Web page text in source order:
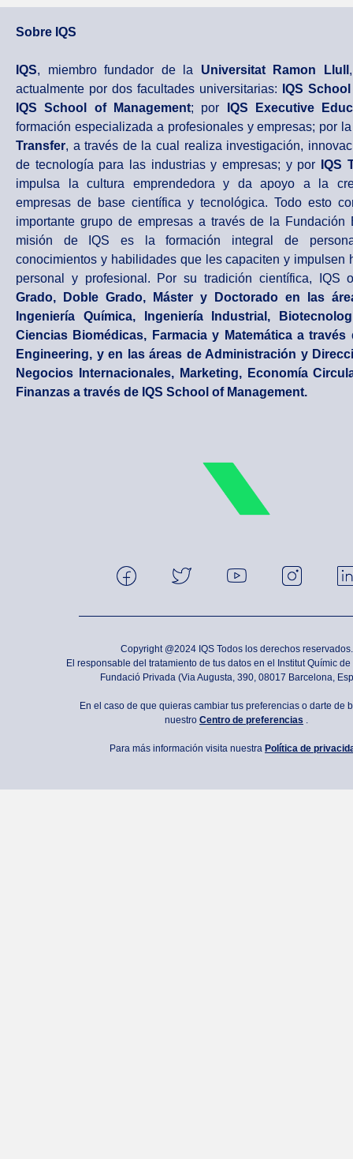
Sobre IQS
IQS, miembro fundador de la Universitat Ramon Llull
actualmente por dos facultades universitarias:
IQS
IQS School of Management; por
IQS Executive
formación especializada a profesionales y empresas; por
Transfer, a través de la cual realiza investigación,
de tecnología para las industrias y empresas; y por IQS
impulsa la cultura emprendedora y da apoyo a la
empresas de base científica y tecnológica. Todo esto
importante grupo de empresas a través de la Fundación
misión de IQS es la formación integral de
conocimientos y habilidades que les capaciten y impulsen
personal y profesional. Por su tradición científica, IQS
Grado, Doble Grado, Máster y Doctorado en las
Ingeniería Química, Ingeniería Industrial,
Ciencias Biomédicas, Farmacia y Matemática a
Engineering, y en las áreas de Administración y
Negocios Internacionales, Marketing, Economía
Finanzas a través de IQS School of Management.
Copyright @2024 IQS Todos los derechos reservados.
El responsable del tratamiento de tus datos en el Institut Químic
Fundació Privada (Via Augusta, 390, 08017 Barcelona,
En el caso de que quieras cambiar tus preferencias o darte de
nuestro Centro de preferencias .
Para más información visita nuestra Política de